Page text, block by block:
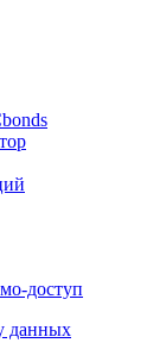
доступ
данных